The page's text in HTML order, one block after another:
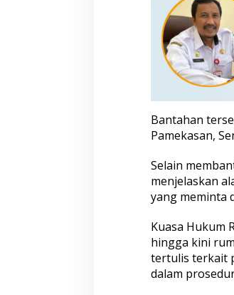
a
y
i
P
u
l
a
S
e
a
Bantahan
Pamekasan,
Selain
menjelaskan
yang meminta
Kuasa Hukum
hingga kini
tertulis terkait
dalam